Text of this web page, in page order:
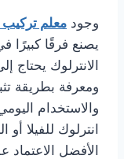
وجود معلم تركيب
يصنع فرقًا كبيرًا
الانترلوك
ومعرفة بطريقة
والاستخدام
انترلوك للفيلا
الأفضل الاعتماد